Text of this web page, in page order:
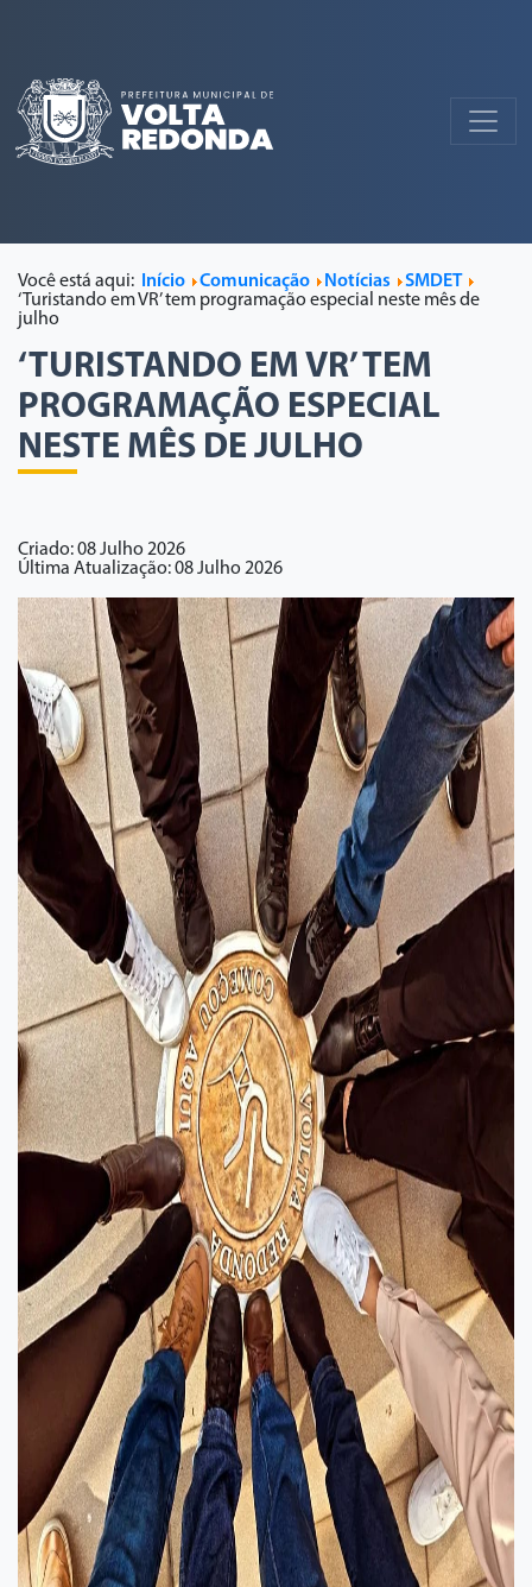
Você está aqui: Início Comunicação Notícias
SMDET
‘Turistando em VR’ tem programação especial neste mês de
julho
‘TURISTANDO EM VR’ TEM
PROGRAMAÇÃO ESPECIAL
NESTE MÊS DE JULHO
Criado: 08 Julho 2026
Última Atualização: 08 Julho 2026